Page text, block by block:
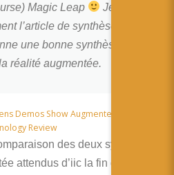
Magic Leap
Je vous
l’article de synthèse sur
une bonne synthèse des
réalité augmentée.
Demos Show Augmented Reality
Review
des deux systèmes
attendus d’iic la fin de l’année